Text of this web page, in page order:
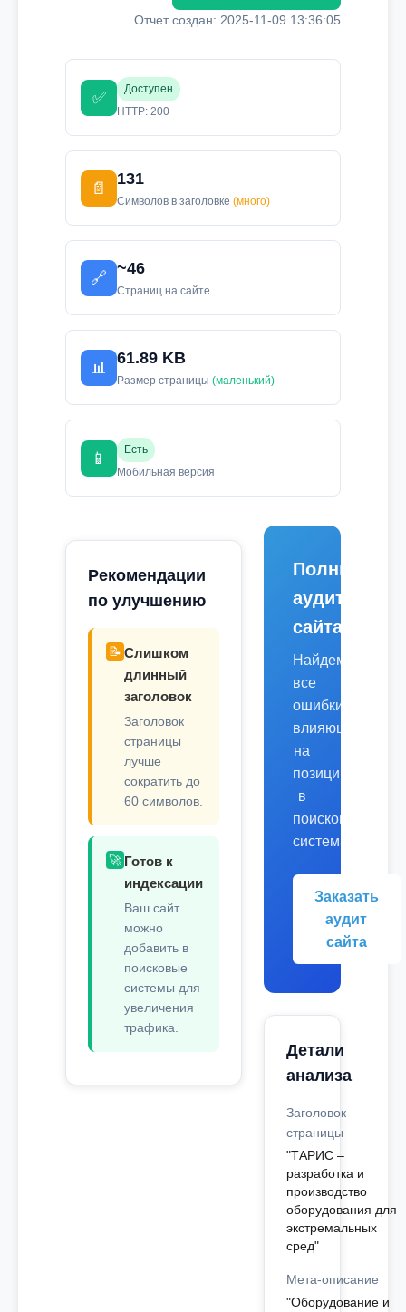
Отчет создан: 2025-11-09 13:36:05
✅
Доступен
HTTP: 200
📄
131
Символов в заголовке (много)
🔗
~46
Страниц на сайте
📊
61.89 KB
Размер страницы (маленький)
📱
Есть
Мобильная версия
Рекомендации
по улучшению
📝 Слишком
длинный
заголовок
Заголовок
страницы
лучше
сократить до
60 символов.
🚀 Готов к
индексации
Ваш сайт
можно
добавить в
поисковые
системы для
увеличения
трафика.
Полный
аудит
сайта
Найдем
все
ошибки,
влияющие
на
позиции
в
поисковых
системах.
Заказать
аудит
сайта
Детали
анализа
Заголовок
страницы
"ТАРИС –
разработка и
производство
оборудования для
экстремальных
сред"
Мета-описание
"Оборудование и